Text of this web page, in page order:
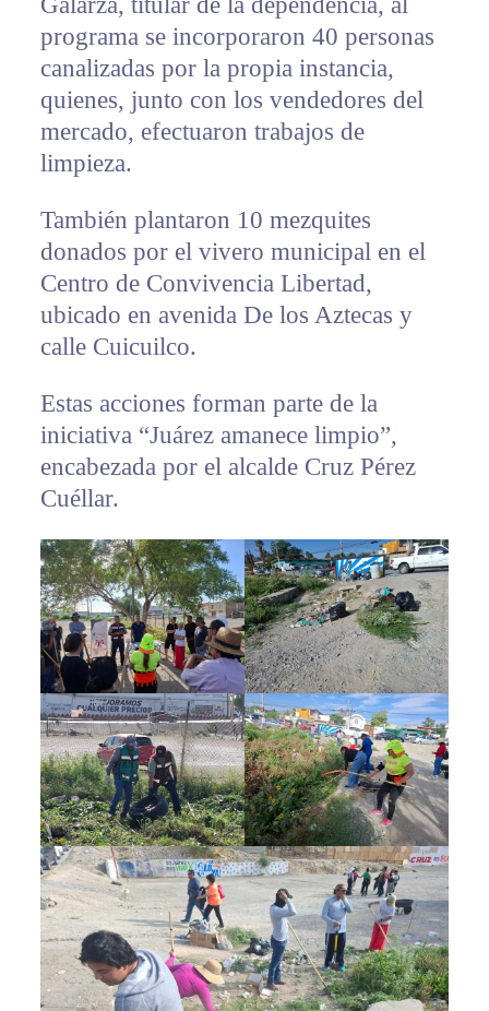
programa se incorporaron 40 personas
canalizadas por la propia instancia,
quienes, junto con los vendedores del
mercado, efectuaron trabajos de
limpieza.
También plantaron 10 mezquites
donados por el vivero municipal en el
Centro de Convivencia Libertad,
ubicado en avenida De los Aztecas y
calle Cuicuilco.
Estas acciones forman parte de la
iniciativa “Juárez amanece limpio”,
encabezada por el alcalde Cruz Pérez
Cuéllar.